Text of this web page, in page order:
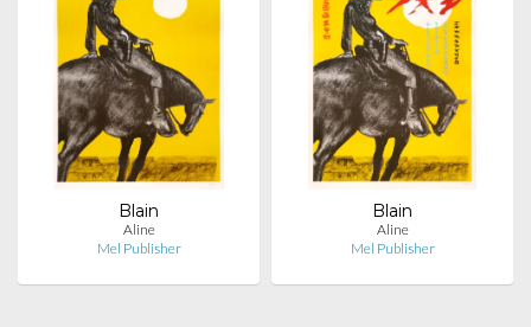
Blain
Aline
Mel Publisher
Blain
Aline
Mel Publisher